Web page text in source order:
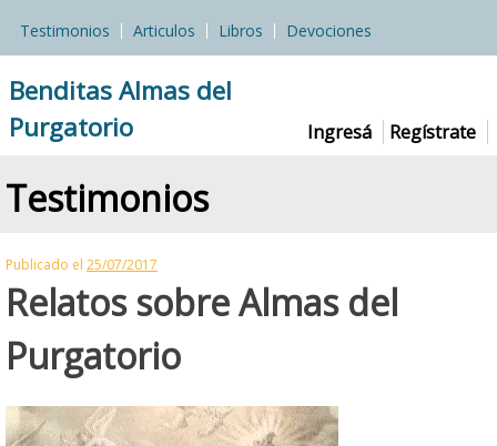
Testimonios Articulos Libros Devociones
Benditas Almas del
Purgatorio
Ingresá Regístrate
Testimonios
Publicado el 25/07/2017
Relatos sobre Almas del
Purgatorio